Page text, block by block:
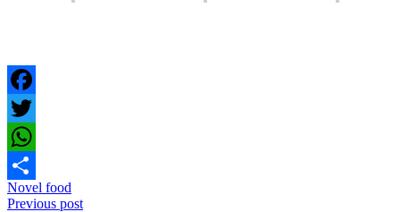
Facebook
Twitter
WhatsApp
Condividi
Novel food
Previous post